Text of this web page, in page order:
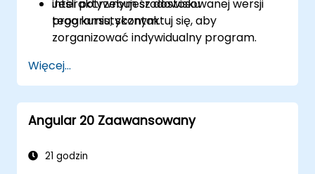
interaktywnym środowisku
programistycznym.
Jeśli potrzebujesz dostosowanej wersji
tego kursu, skontaktuj się, aby
zorganizować indywidualny program.
Więcej...
Angular 20 Zaawansowany
21 godzin